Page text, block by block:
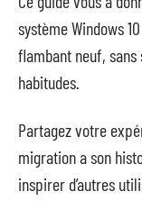
système Windows
flambant neuf,
habitudes.
Partagez votre
migration a son
inspirer d’autres